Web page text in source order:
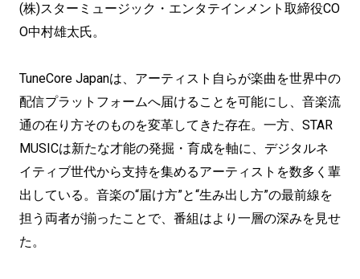
(株)スターミュージック・エンタテインメント取締役CO
O中村雄太氏。
TuneCore Japanは、アーティスト自らが楽曲を世界中の
配信プラットフォームへ届けることを可能にし、音楽流
通の在り方そのものを変革してきた存在。一方、STAR
MUSICは新たな才能の発掘・育成を軸に、デジタルネ
イティブ世代から支持を集めるアーティストを数多く輩
出している。音楽の“届け方”と“生み出し方”の最前線を
担う両者が揃ったことで、番組はより一層の深みを見せ
た。